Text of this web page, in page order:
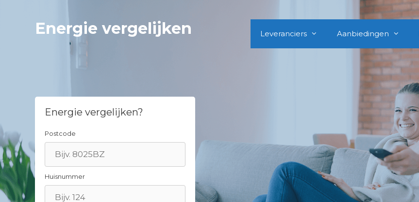
Energie vergelijken Leveranciers Aanbiedingen
Energie vergelijken?
Postcode
Huisnummer